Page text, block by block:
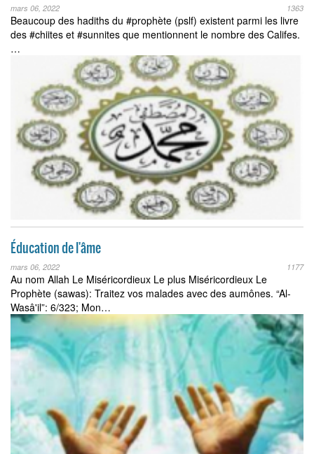
mars 06, 2022 1363
Beaucoup des hadiths du #prophète (pslf) existent parmi les livre
des #chiites et #sunnites que mentionnent le nombre des Califes.
…
Éducation de l'âme
mars 06, 2022 1177
Au nom Allah Le Miséricordieux Le plus Miséricordieux Le
Prophète (sawas): Traitez vos malades avec des aumônes. “Al-
Wasâ'il”: 6/323; Mon…